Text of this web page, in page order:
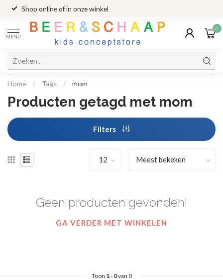
Shop online of in onze winkel
MENU
0
Home / Tags / mom
Producten getagd met mom
Filters
Geen producten gevonden!
GA VERDER MET WINKELEN
Toon 1- 0van 0